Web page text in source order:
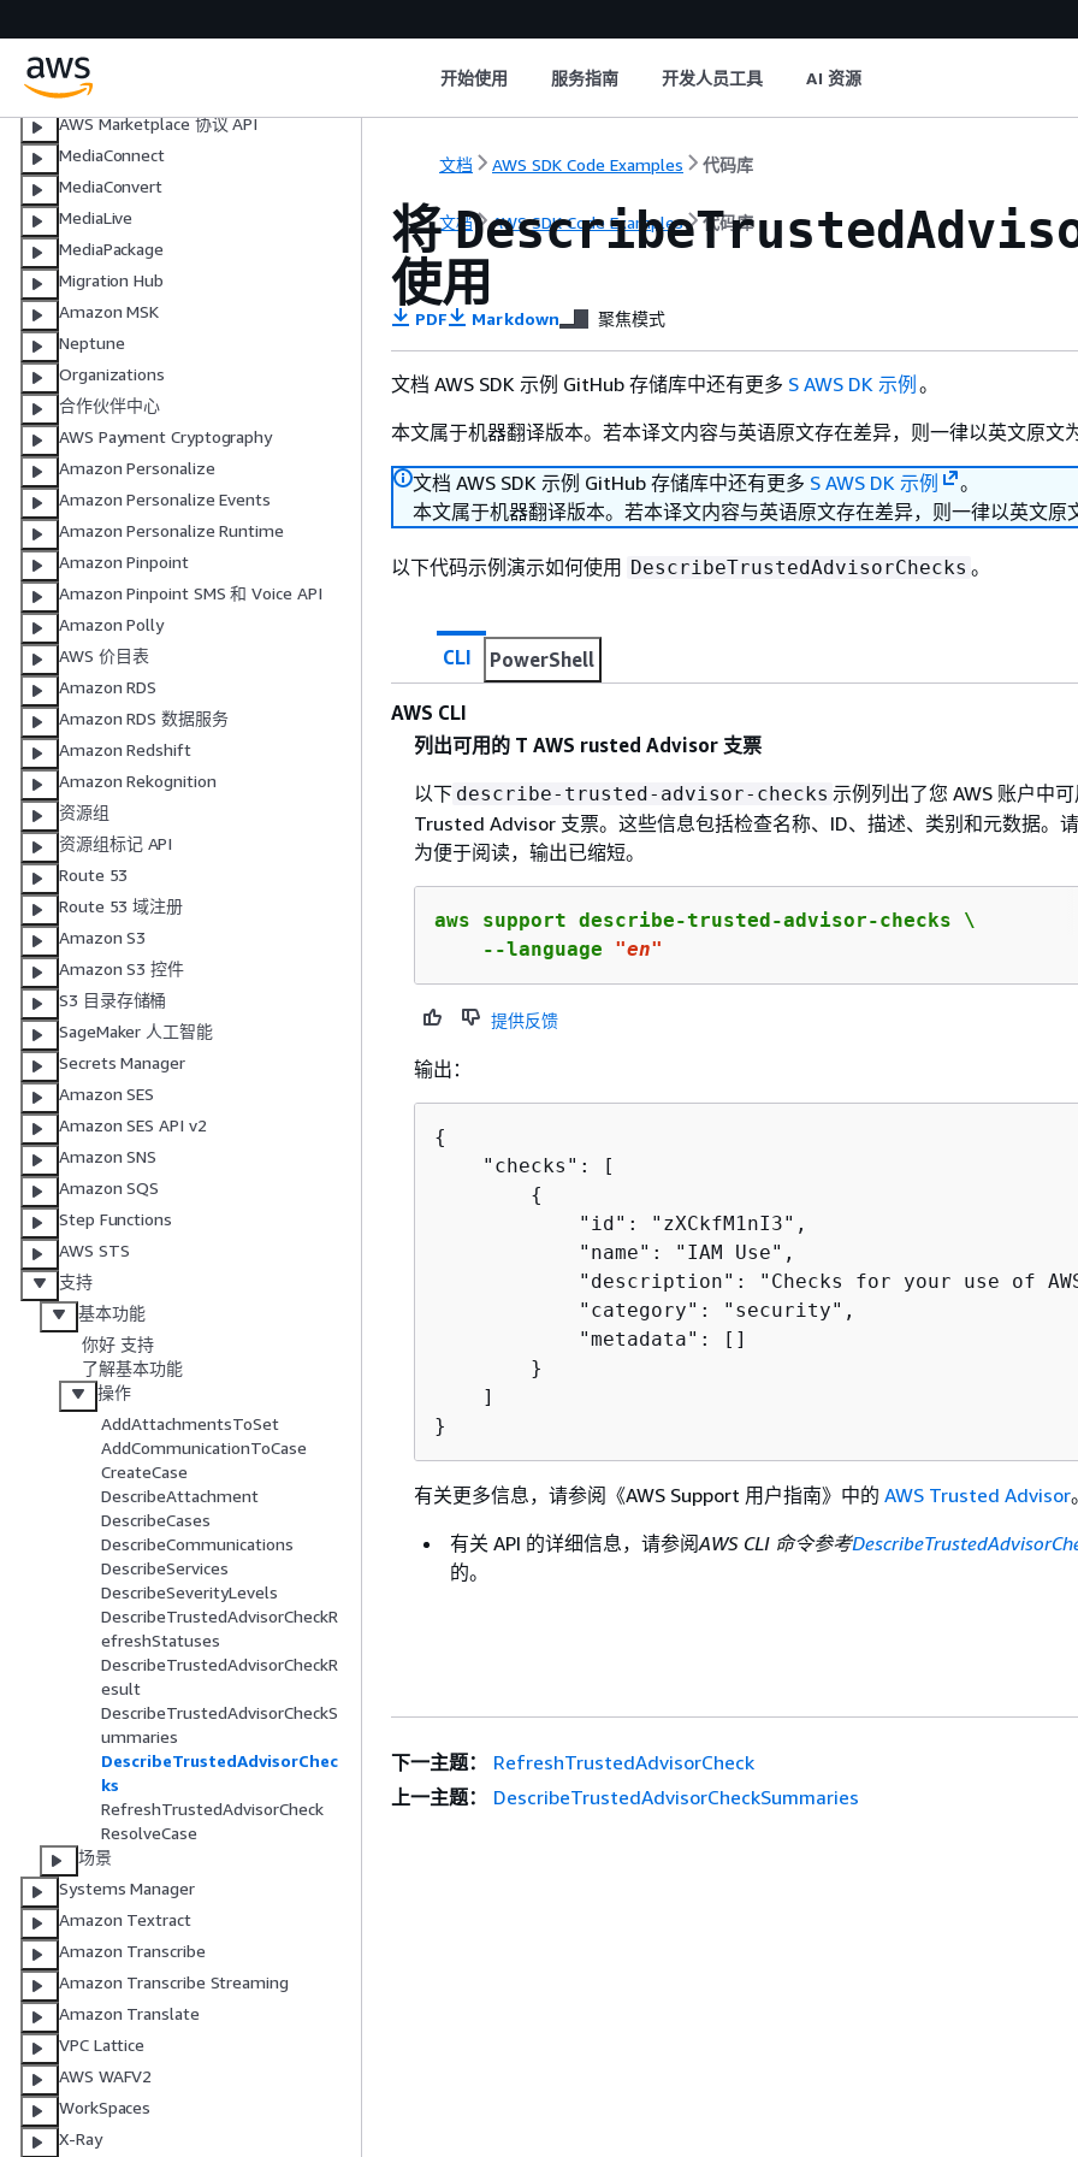
开始使用 服务指南 开发人员工具 AI 资源
Managed Service for Apache Flink
AWS Marketplace 目录 API
AWS Marketplace 协议 API
MediaConnect
MediaConvert
MediaLive
MediaPackage
Migration Hub
Amazon MSK
Neptune
Organizations
合作伙伴中心
AWS Payment Cryptography
Amazon Personalize
Amazon Personalize Events
Amazon Personalize Runtime
Amazon Pinpoint
Amazon Pinpoint SMS 和 Voice API
Amazon Polly
AWS 价目表
Amazon RDS
Amazon RDS 数据服务
Amazon Redshift
Amazon Rekognition
资源组
资源组标记 API
Route 53
Route 53 域注册
Amazon S3
Amazon S3 控件
S3 目录存储桶
SageMaker 人工智能
Secrets Manager
Amazon SES
Amazon SES API v2
Amazon SNS
Amazon SQS
Step Functions
AWS STS
支持
基本功能
你好 支持
了解基本功能
操作
AddAttachmentsToSet
AddCommunicationToCase
CreateCase
DescribeAttachment
DescribeCases
DescribeCommunications
DescribeServices
DescribeSeverityLevels
DescribeTrustedAdvisorCheckR
efreshStatuses
DescribeTrustedAdvisorCheckR
esult
DescribeTrustedAdvisorCheckS
ummaries
DescribeTrustedAdvisorChec
ks
RefreshTrustedAdvisorCheck
ResolveCase
场景
Systems Manager
Amazon Textract
Amazon Transcribe
Amazon Transcribe Streaming
Amazon Translate
VPC Lattice
AWS WAFV2
WorkSpaces
X-Ray
文档 AWS SDK Code Examples 代码库
文档 AWS SDK Code Examples 代码库
将
使用
PDF Markdown 聚焦模式
文档 AWS SDK 示例 GitHub 存储库中还有更多 S AWS DK 示例 。
本文属于机器翻译版本。若本译文内容与英语原文存在差异，则一律以英文原文为
文档 AWS SDK 示例 GitHub 存储库中还有更多 S AWS DK 示例
。
本文属于机器翻译版本。若本译文内容与英语原文存在差异，则一律以英文原
以下代码示例演示如何使用 DescribeTrustedAdvisorChecks 。
CLI PowerShell
AWS CLI
列出可用的 T AWS rusted Advisor 支票
以下 describe-trusted-advisor-checks 示例列出了您 AWS 账户中
Trusted Advisor 支票。这些信息包括检查名称、ID、描述、类别和元数据。请
为便于阅读，输出已缩短。
aws support describe-trusted-advisor-checks \
    --language
"en"
提供反馈
输出：
{
    "checks": [
{
            "id": "zXCkfM1nI3",
            "name": "IAM Use",
"description": "Checks for your use of
            "category": "security",
            "metadata": []
        }
    ]
}
有关更多信息，请参阅《AWS Support 用户指南》 中的 AWS Trusted Advisor。
有关 API 的详细信息，请参阅AWS CLI 命令参考
的。
下一主题：
RefreshTrustedAdvisorCheck
上一主题：
DescribeTrustedAdvisorCheckSummaries